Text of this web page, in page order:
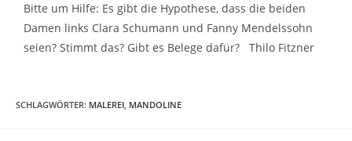
Bitte um Hilfe: Es gibt die Hypothese, dass die beiden
Damen links Clara Schumann und Fanny Mendelssohn
seien? Stimmt das? Gibt es Belege dafür? Thilo Fitzner
SCHLAGWÖRTER: MALEREI, MANDOLINE